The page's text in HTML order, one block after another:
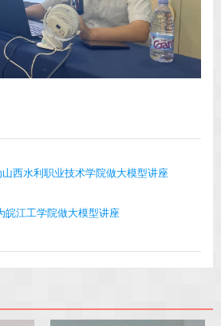
西水利职业技术学院做大模型讲座
皖江工学院做大模型讲座